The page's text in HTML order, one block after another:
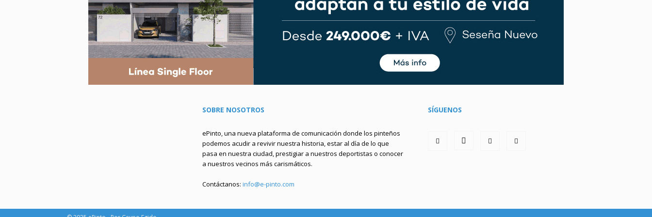
SOBRE NOSOTROS
ePinto, una nueva plataforma de comunicación donde los pinteños
podemos acudir a revivir nuestra historia, estar al día de lo que
pasa en nuestra ciudad, prestigiar a nuestros deportistas o conocer
a nuestros vecinos más carismáticos.
Contáctanos: info@e-pinto.com
SÍGUENOS